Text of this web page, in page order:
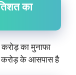
का
का मुनाफा
करोड़ के आसपास है